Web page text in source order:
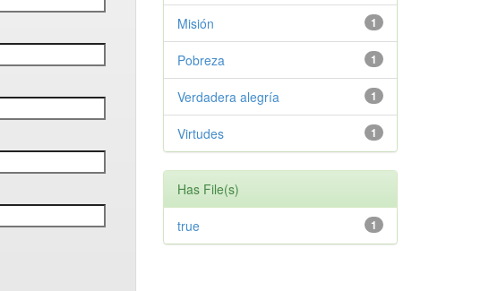
1
Misión
1
Pobreza
1
Verdadera alegría
1
Virtudes
Has File(s)
1
true